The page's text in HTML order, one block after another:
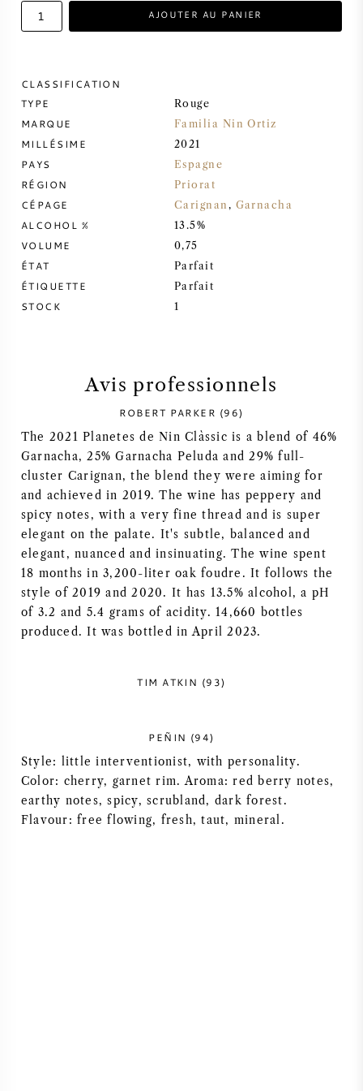
VIN DOUX
PINOT NOIR
CHARDONNAY
MERLOT
SYRAH / SHIRAZ
RIESLING
CÉPAGES
VIN FRANÇAIS
VIN ITALIEN
VIN AUTRICHIEN
AJOUTER AU PANIER
CLASSIFICATION
TYPE
Rouge
MARQUE Familia Nin Ortiz
MILLÉSIME 2021
PAYS Espagne
RÉGION Priorat
CÉPAGE Carignan , Garnacha
ALCOHOL % 13.5%
VOLUME 0,75
ÉTAT Parfait
ÉTIQUETTE Parfait
STOCK 1
Avis professionnels
ROBERT PARKER (96)
The 2021 Planetes de Nin Clàssic is a blend of 46%
Garnacha, 25% Garnacha Peluda and 29% full-
cluster Carignan, the blend they were aiming for
and achieved in 2019. The wine has peppery and
spicy notes, with a very fine thread and is super
elegant on the palate. It's subtle, balanced and
elegant, nuanced and insinuating. The wine spent
18 months in 3,200-liter oak foudre. It follows the
style of 2019 and 2020. It has 13.5% alcohol, a pH
of 3.2 and 5.4 grams of acidity. 14,660 bottles
produced. It was bottled in April 2023.
TIM ATKIN (93)
PEÑIN (94)
Style: little interventionist, with personality.
Color: cherry, garnet rim. Aroma: red berry notes,
earthy notes, spicy, scrubland, dark forest.
Flavour: free flowing, fresh, taut, mineral.